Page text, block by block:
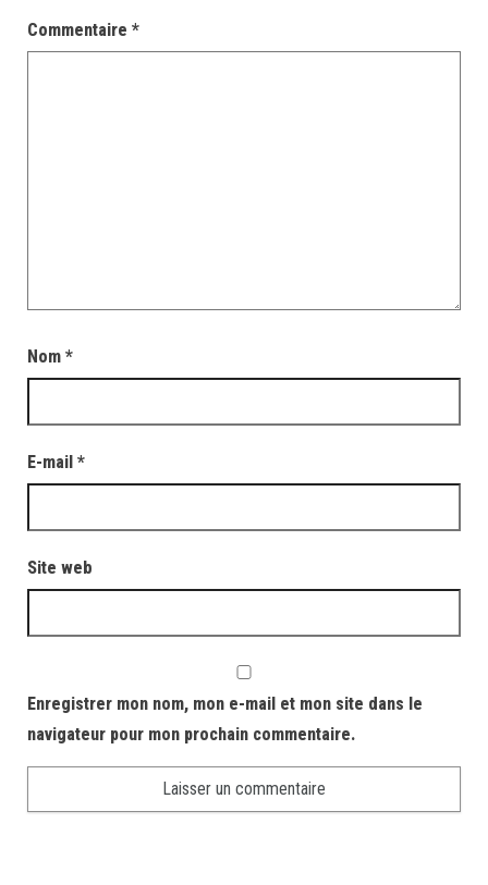
Commentaire *
Nom *
E-mail *
Site web
Enregistrer mon nom, mon e-mail et mon site dans le
navigateur pour mon prochain commentaire.